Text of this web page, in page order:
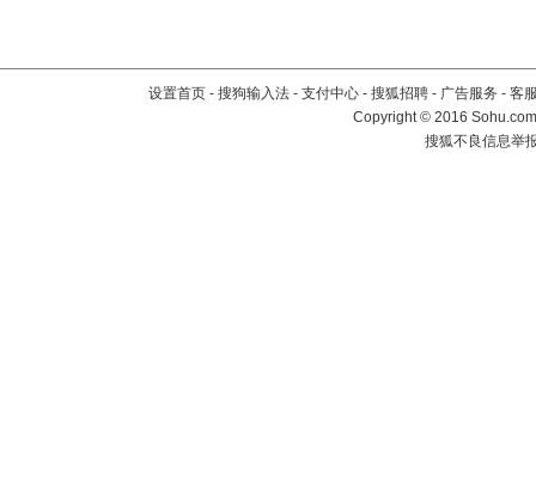
设置首页 - 搜狗输入法 - 支付中心 - 搜狐招聘 - 广告服务 - 客
Copyright©2016
搜狐不良信息举